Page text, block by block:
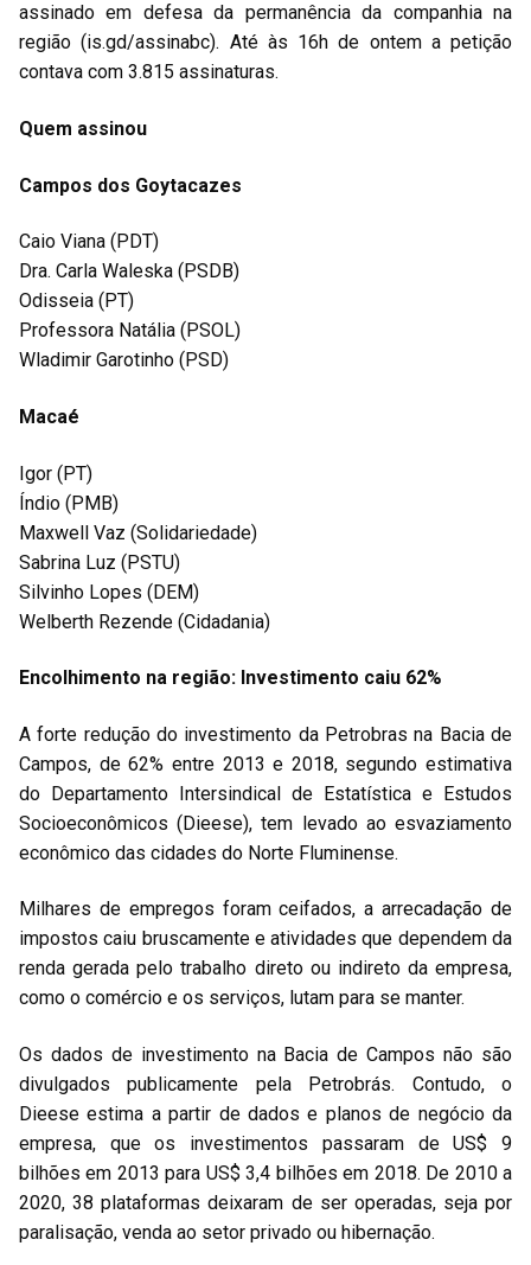
assinado em defesa da permanência da companhia na
região (is.gd/assinabc). Até às 16h de ontem a petição
contava com 3.815 assinaturas.
Quem assinou
Campos dos Goytacazes
Caio Viana (PDT)
Dra. Carla Waleska (PSDB)
Odisseia (PT)
Professora Natália (PSOL)
Wladimir Garotinho (PSD)
Macaé
Igor (PT)
Índio (PMB)
Maxwell Vaz (Solidariedade)
Sabrina Luz (PSTU)
Silvinho Lopes (DEM)
Welberth Rezende (Cidadania)
Encolhimento na região: Investimento caiu 62%
A forte redução do investimento da Petrobras na Bacia de
Campos, de 62% entre 2013 e 2018, segundo estimativa
do Departamento Intersindical de Estatística e Estudos
Socioeconômicos (Dieese), tem levado ao esvaziamento
econômico das cidades do Norte Fluminense.
Milhares de empregos foram ceifados, a arrecadação de
impostos caiu bruscamente e atividades que dependem da
renda gerada pelo trabalho direto ou indireto da empresa,
como o comércio e os serviços, lutam para se manter.
Os dados de investimento na Bacia de Campos não são
divulgados publicamente pela Petrobrás. Contudo, o
Dieese estima a partir de dados e planos de negócio da
empresa, que os investimentos passaram de US$ 9
bilhões em 2013 para US$ 3,4 bilhões em 2018. De 2010 a
2020, 38 plataformas deixaram de ser operadas, seja por
paralisação, venda ao setor privado ou hibernação.